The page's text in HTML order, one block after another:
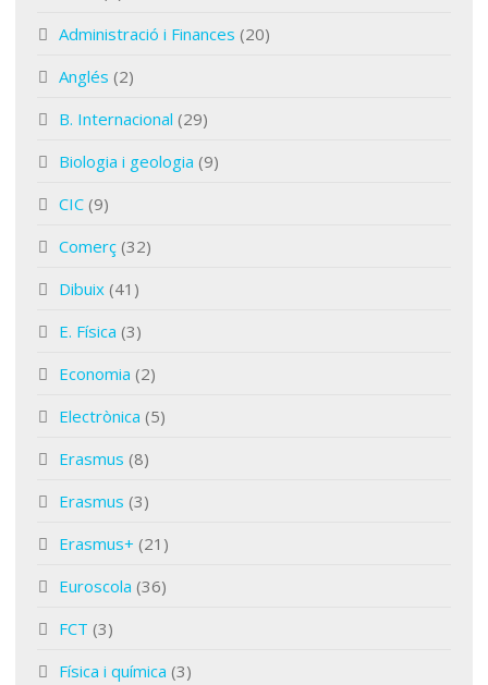
Administració i Finances (20)
Anglés (2)
B. Internacional (29)
Biologia i geologia (9)
CIC (9)
Comerç (32)
Dibuix (41)
E. Física (3)
Economia (2)
Electrònica (5)
Erasmus (8)
Erasmus (3)
Erasmus+ (21)
Euroscola (36)
FCT (3)
Física i química (3)